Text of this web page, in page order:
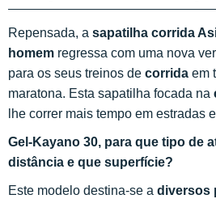
Repensada, a sapatilha corrida
homem regressa com uma nova
para os seus treinos de corrida em
maratona. Esta sapatilha focada na
lhe correr mais tempo em estradas
Gel-Kayano 30, para que tipo de
distância e que superfície?
Este modelo destina-se a diversos